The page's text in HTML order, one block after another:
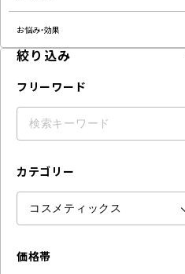
お悩み・効果
絞り込み
フリーワード
カテゴリー
価格帯